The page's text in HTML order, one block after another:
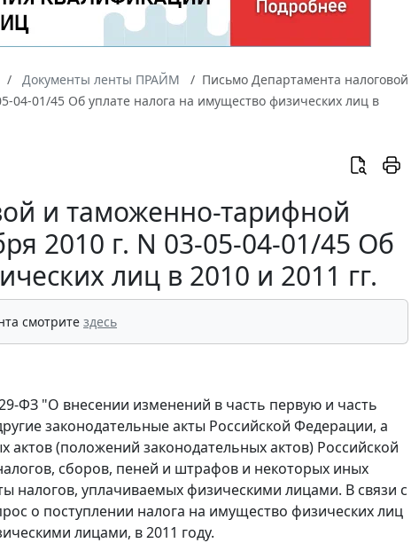
Документы ленты ПРАЙМ
Письмо Департамента налоговой
01/45 Об уплате налога на имущество физических лиц в
и таможенно-тарифной
2010 г. N 03-05-04-01/45 Об
лиц в 2010 и 2011 гг.
смотрите здесь
ФЗ "О внесении изменений в часть первую и часть
законодательные акты Российской Федерации, а
(положений законодательных актов) Российской
сборов, пеней и штрафов и некоторых иных
налогов, уплачиваемых физическими лицами. В связи с
о поступлении налога на имущество физических лиц
лицами, в 2011 году.